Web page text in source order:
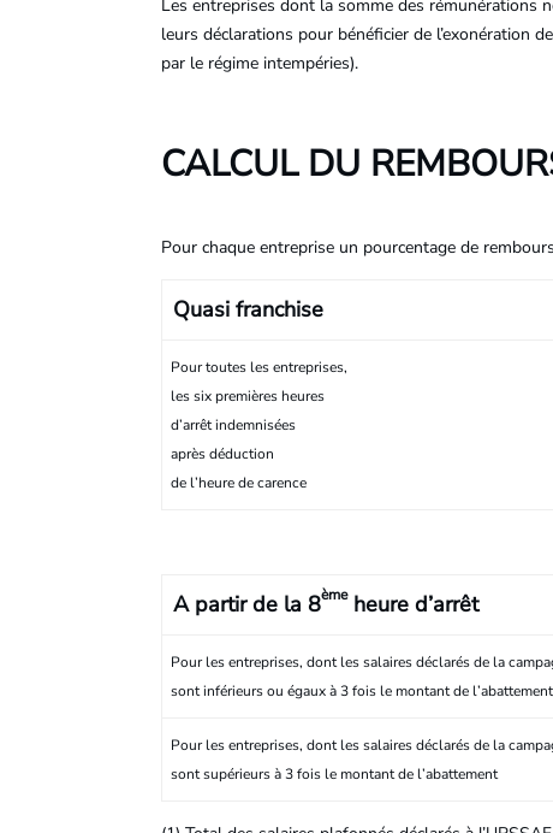
Les entreprises dont la somme des rémunérations
leurs déclarations pour bénéficier de l’exonération
par le régime intempéries).
CALCUL DU
Pour chaque entreprise un pourcentage de
Quasi franchise
Pour toutes les entreprises,
les six premières heures
d’arrêt indemnisées
après déduction
de l’heure de carence
A partir de la 8èmeheure d’arrêt
Pour les entreprises, dont les salaires déclarés de la
sont inférieurs ou égaux à 3 fois le montant de l’abattement
Pour les entreprises, dont les salaires déclarés de la
sont supérieurs à 3 fois le montant de l’abattement